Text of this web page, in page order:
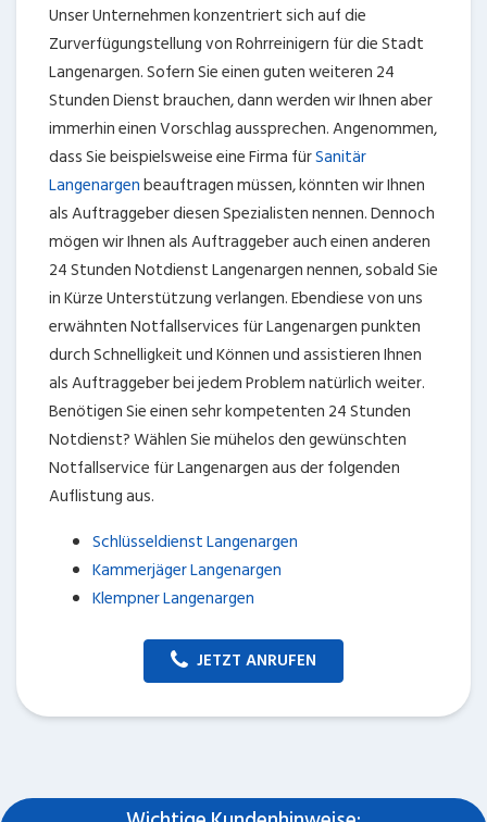
Unser Unternehmen konzentriert sich auf die
Zurverfügungstellung von Rohrreinigern für die Stadt
Langenargen. Sofern Sie einen guten weiteren 24
Stunden Dienst brauchen, dann werden wir Ihnen aber
immerhin einen Vorschlag aussprechen. Angenommen,
dass Sie beispielsweise eine Firma fürSanitär
Langenargenbeauftragen müssen, könnten wir Ihnen
als Auftraggeber diesen Spezialisten nennen. Dennoch
mögen wir Ihnen als Auftraggeber auch einen anderen
24 Stunden Notdienst Langenargen nennen, sobald Sie
in Kürze Unterstützung verlangen. Ebendiese von uns
erwähnten Notfallservices für Langenargen punkten
durch Schnelligkeit und Können und assistieren Ihnen
als Auftraggeber bei jedem Problem natürlich weiter.
Benötigen Sie einen sehr kompetenten 24 Stunden
Notdienst? Wählen Sie mühelos den gewünschten
Notfallservice für Langenargen aus der folgenden
Auflistung aus.
Schlüsseldienst Langenargen
Kammerjäger Langenargen
Klempner Langenargen
JETZT ANRUFEN